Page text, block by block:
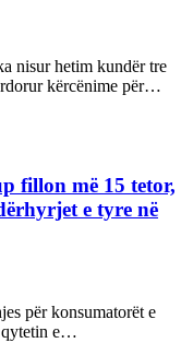
nisur hetim kundër tre
kërcënime për…
fillon më 15 tetor,
e tyre në
për konsumatorët e
qytetin e…